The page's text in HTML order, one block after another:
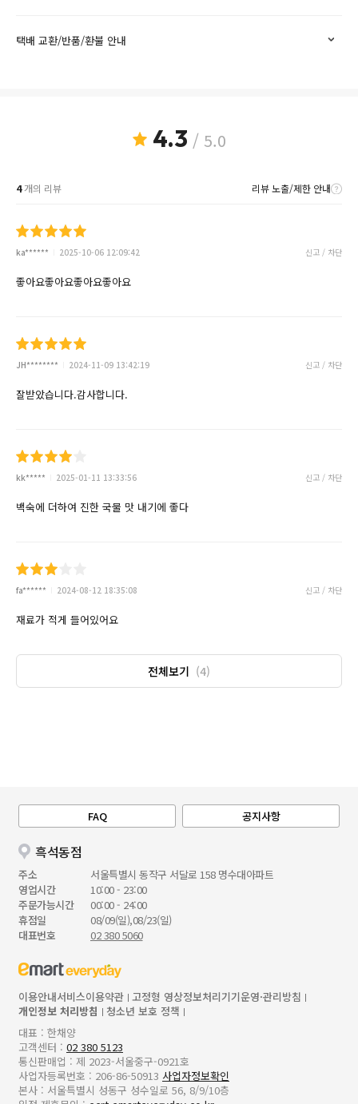
택배 교환/반품/환불 안내
4.3 / 5.0
4개의 리뷰 리뷰 노출/제한 안내
ka****** 2025-10-06 12:09:42 신고 / 차단
좋아요좋아요좋아요좋아요
JH******** 2024-11-09 13:42:19 신고 / 차단
잘받았습니다.감사합니다.
kk***** 2025-01-11 13:33:56 신고 / 차단
백숙에 더하여 진한 국물 맛 내기에 좋다
fa****** 2024-08-12 18:35:08 신고 / 차단
재료가 적게 들어있어요
전체보기 (4)
FAQ 공지사항
흑석동점
주소
서울특별시 동작구 서달로 158 명수대아파트
영업시간
10:00 - 23:00
주문가능시간
00:00 - 24:00
휴점일
08/09(일),08/23(일)
대표번호
02 380 5060
이용안내서비스이용약관 고정형 영상정보처리기기운영·관리방침
개인정보 처리방침
청소년 보호 정책
대표 : 한채양
고객센터 : 02 380 5123
통신판매업 : 제 2023-서울중구-0921호
사업자등록번호 : 206-86-50913 사업자정보확인
본사 : 서울특별시 성동구 성수일로 56, 8/9/10층